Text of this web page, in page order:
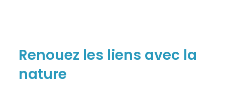
Renouez les liens avec la
nature